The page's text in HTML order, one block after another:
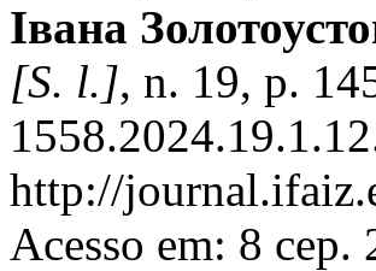
Івана
[S. l.], n. 19, p.
http://
Acesso em: 8 сер.